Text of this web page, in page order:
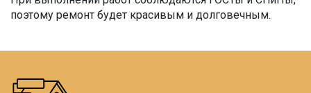
поэтому ремонт будет красивым и долговечным.